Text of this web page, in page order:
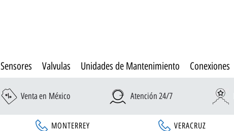
Sensores Valvulas Unidades de Mantenimiento Conexiones
Venta en México Atención 24/7
MONTERREY VERACRUZ